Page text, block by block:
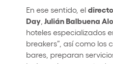
En ese sentido, el
Day, Julián Balbuena
hoteles especializados
breakers”, así como los
bares, preparan